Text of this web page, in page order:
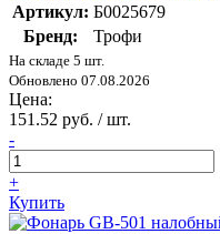
Артикул: Б0025679
Бренд:
Трофи
На складе 5 шт.
Обновлено 07.08.2026
Цена:
151.52 руб. / шт.
-
+
Купить